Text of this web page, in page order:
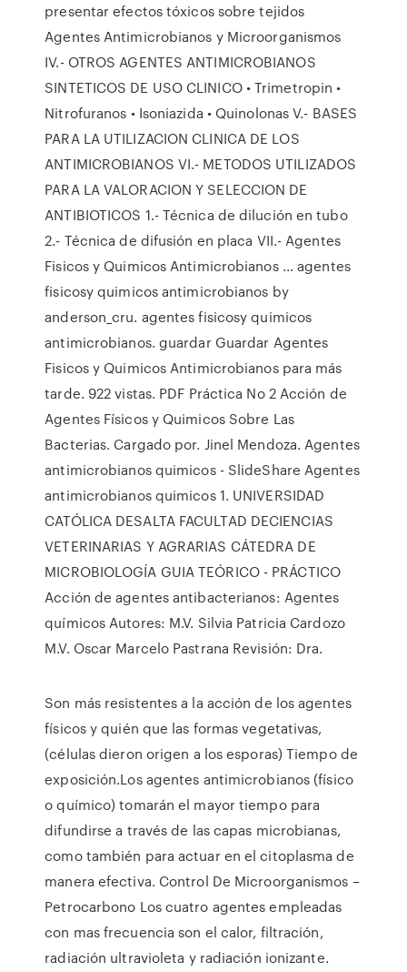
presentar efectos tóxicos sobre tejidos
Agentes Antimicrobianos y Microorganismos
IV.- OTROS AGENTES ANTIMICROBIANOS
SINTETICOS DE USO CLINICO • Trimetropin •
Nitrofuranos • Isoniazida • Quinolonas V.- BASES
PARA LA UTILIZACION CLINICA DE LOS
ANTIMICROBIANOS VI.- METODOS UTILIZADOS
PARA LA VALORACION Y SELECCION DE
ANTIBIOTICOS 1.- Técnica de dilución en tubo
2.- Técnica de difusión en placa VII.- Agentes
Fisicos y Quimicos Antimicrobianos ... agentes
fisicosy quimicos antimicrobianos by
anderson_cru. agentes fisicosy quimicos
antimicrobianos. guardar Guardar Agentes
Fisicos y Quimicos Antimicrobianos para más
tarde. 922 vistas. PDF Práctica No 2 Acción de
Agentes Físicos y Quimicos Sobre Las
Bacterias. Cargado por. Jinel Mendoza. Agentes
antimicrobianos quimicos - SlideShare Agentes
antimicrobianos quimicos 1. UNIVERSIDAD
CATÓLICA DESALTA FACULTAD DECIENCIAS
VETERINARIAS Y AGRARIAS CÁTEDRA DE
MICROBIOLOGÍA GUIA TEÓRICO - PRÁCTICO
Acción de agentes antibacterianos: Agentes
químicos Autores: M.V. Silvia Patricia Cardozo
M.V. Oscar Marcelo Pastrana Revisión: Dra.
Son más resistentes a la acción de los agentes
físicos y quién que las formas vegetativas,
(células dieron origen a los esporas) Tiempo de
exposición.Los agentes antimicrobianos (físico
o químico) tomarán el mayor tiempo para
difundirse a través de las capas microbianas,
como también para actuar en el citoplasma de
manera efectiva. Control De Microorganismos –
Petrocarbono Los cuatro agentes empleadas
con mas frecuencia son el calor, filtración,
radiación ultravioleta y radiación ionizante.